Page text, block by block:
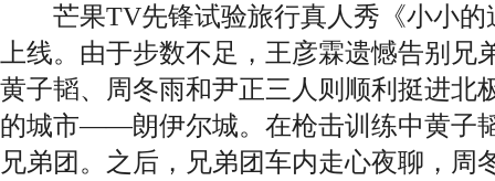
芒果TV先锋试验旅行真人秀《小小的
上线。由于步数不足，王彦霖遗憾告别兄
黄子韬、周冬雨和尹正三人则顺利挺进北
的城市——朗伊尔城。在枪击训练中黄子
兄弟团。之后，兄弟团车内走心夜聊，周